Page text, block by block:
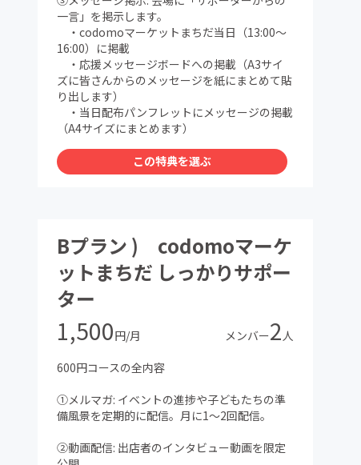
一言」を掲示します。
・codomoマーケットまちだ当日（13:00〜
16:00）に掲載
・応援メッセージボードへの掲載（A3サイ
ズに皆さんからのメッセージを紙にまとめて貼
り出します）
・当日配布パンフレットにメッセージの掲載
（A4サイズにまとめます）
この特典を選ぶ
Bプラン ) codomoマーケ
ットまちだ しっかりサポー
ター
1,500円/月 メンバー2 人
600円コースの全内容
①メルマガ: イベントの進捗や子どもたちの準
備風景を定期的に配信。月に1〜2回配信。
②動画配信: 出店者のインタビュー動画を限定